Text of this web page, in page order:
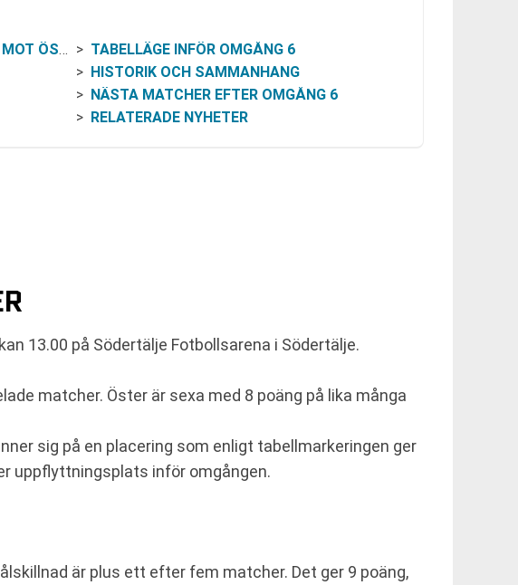
ÖSTER
TABELLÄGE INFÖR OMGÅNG 6
HISTORIK OCH SAMMANHANG
NÄSTA MATCHER EFTER OMGÅNG 6
RELATERADE NYHETER
13.00 på Södertälje Fotbollsarena i Södertälje.
matcher. Öster är sexa med 8 poäng på lika många
sig på en placering som enligt tabellmarkeringen ger
uppflyttningsplats inför omgången.
är plus ett efter fem matcher. Det ger 9 poäng,